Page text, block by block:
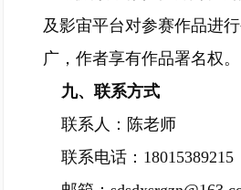
及影宙平台对参赛作品进
广，作者享有作品署名权。
九、联系方式
联系人：陈老师
联系电话：18015389215